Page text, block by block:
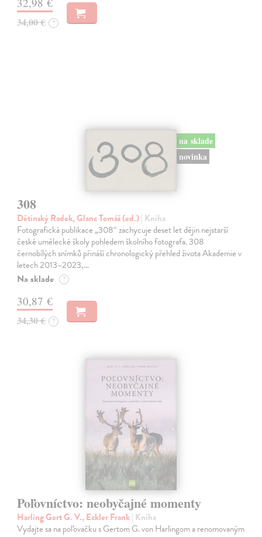
34,00 € ?
na sklade
novinka
308
Dětinský Radek, Glanc Tomáš (ed.)| Kniha
Fotografická publikace „308“ zachycuje deset let dějin nejstarší
české umělecké školy pohledem školního fotografa. 308
černobílých snímků přináší chronologický přehled života Akademie v
letech 2013–2023,…
Na sklade ?
30,87 €
34,30 € ?
Poľovníctvo: neobyčajné momenty
Harling Gert G. V., Eckler Frank| Kniha
Vydajte sa na poľovačku s Gertom G. von Harlingom a renomovaným